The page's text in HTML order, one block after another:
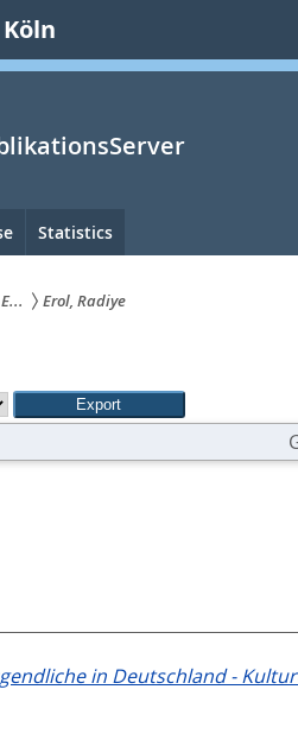
Statistics
E... Erol, Radiye
in Deutschland -